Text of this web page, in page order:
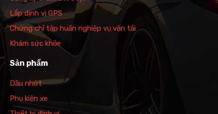
Lắp định vị GPS
Chứng chỉ tập huấn nghiệp vụ vận tải
Khám sức khỏe
Sản phẩm
Dầu nhớt
Phụ kiện xe